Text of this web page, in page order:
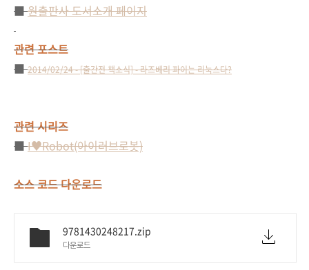
■원출판사 도서소개 페이지
관련 포스트
■2014/02/24 - [출간전 책소식] - 라즈베리 파이는 리눅스다?
관련 시리즈
■I♥Robot(아이러브로봇)
소스 코드 다운로드
9781430248217.zip
다운로드